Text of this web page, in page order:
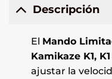
Descripción
El Mando
Kamikaze K1,
ajustar la